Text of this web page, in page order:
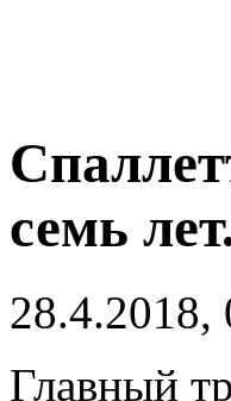
семь
28.4.2018,
Главный